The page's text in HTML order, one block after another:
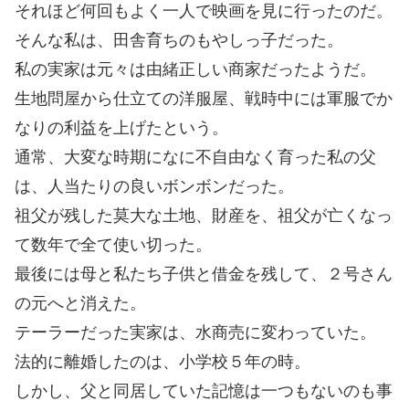
それほど何回もよく一人で映画を見に行ったのだ。
そんな私は、田舎育ちのもやしっ子だった。
私の実家は元々は由緒正しい商家だったようだ。
生地問屋から仕立ての洋服屋、戦時中には軍服でか
なりの利益を上げたという。
通常、大変な時期になに不自由なく育った私の父
は、人当たりの良いボンボンだった。
祖父が残した莫大な土地、財産を、祖父が亡くなっ
て数年で全て使い切った。
最後には母と私たち子供と借金を残して、２号さん
の元へと消えた。
テーラーだった実家は、水商売に変わっていた。
法的に離婚したのは、小学校５年の時。
しかし、父と同居していた記憶は一つもないのも事